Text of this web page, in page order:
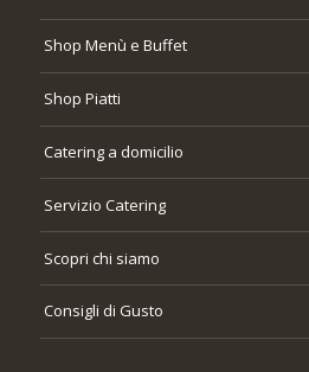
Shop Menù e Buffet
Shop Piatti
Catering a domicilio
Servizio Catering
Scopri chi siamo
Consigli di Gusto